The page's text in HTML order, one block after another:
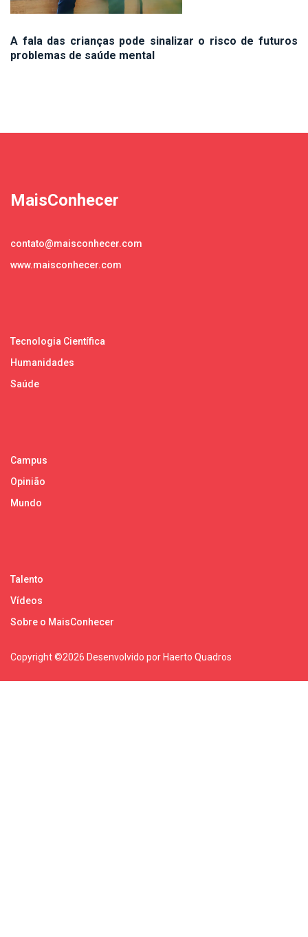
A fala das crianças pode sinalizar o risco de futuros
problemas de saúde mental
MaisConhecer
contato@maisconhecer.com
www.maisconhecer.com
Tecnologia Científica
Humanidades
Saúde
Campus
Opinião
Mundo
Talento
Vídeos
Sobre o MaisConhecer
Copyright ©2026 Desenvolvido por Haerto Quadros